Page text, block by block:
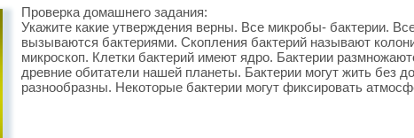
Проверка домашнего задания:
Укажите какие утверждения верны. Все микробы- бактерии.
вызываются бактериями. Скопления бактерий называют
микроскоп. Клетки бактерий имеют ядро. Бактерии
древние обитатели нашей планеты. Бактерии могут жить без
разнообразны. Некоторые бактерии могут фиксировать